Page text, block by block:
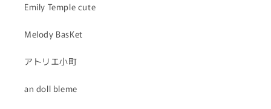
Emily Temple cute
Melody BasKet
アトリエ小町
an doll bleme